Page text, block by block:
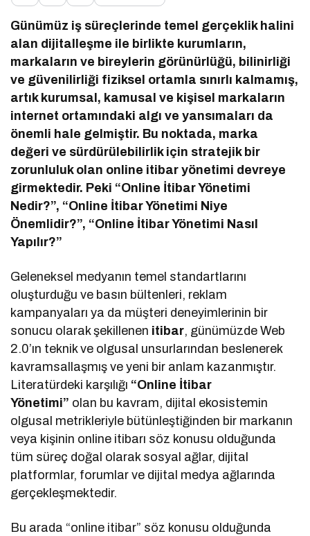
Günümüz iş süreçlerinde temel gerçeklik halini
alan dijitalleşme ile birlikte kurumların,
markaların ve bireylerin görünürlüğü, bilinirliği
ve güvenilirliği fiziksel ortamla sınırlı kalmamış,
artık kurumsal, kamusal ve kişisel markaların
internet ortamındaki algı ve yansımaları da
önemli hale gelmiştir. Bu noktada, marka
değeri ve sürdürülebilirlik için stratejik bir
zorunluluk olan online itibar yönetimi devreye
girmektedir. Peki “Online İtibar Yönetimi
Nedir?”, “Online İtibar Yönetimi Niye
Önemlidir?”, “Online İtibar Yönetimi Nasıl
Yapılır?”
Geleneksel medyanın temel standartlarını
oluşturduğu ve basın bültenleri, reklam
kampanyaları ya da müşteri deneyimlerinin bir
sonucu olarak şekillenen itibar, günümüzde Web
2.0’ın teknik ve olgusal unsurlarından beslenerek
kavramsallaşmış ve yeni bir anlam kazanmıştır.
Literatürdeki karşılığı “Online İtibar
Yönetimi” olan bu kavram, dijital ekosistemin
olgusal metrikleriyle bütünleştiğinden bir markanın
veya kişinin online itibarı söz konusu olduğunda
tüm süreç doğal olarak sosyal ağlar, dijital
platformlar, forumlar ve dijital medya ağlarında
gerçekleşmektedir.
Bu arada “online itibar” söz konusu olduğunda